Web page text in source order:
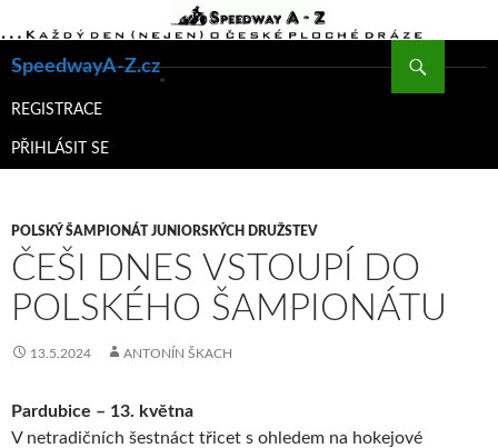
SpeedwayA-Z.cz
K
WEBU
REGISTRACE
PŘIHLÁSIT SE
POLSKÝ ŠAMPIONÁT JUNIORSKÝCH DRUŽSTEV
ČEŠI DNES VSTOUPÍ DO
POLSKÉHO ŠAMPIONÁTU
13.5.2024 ANTONÍN ŠKACH
Pardubice – 13. května
V netradičních šestnáct třicet s ohledem na hokejové